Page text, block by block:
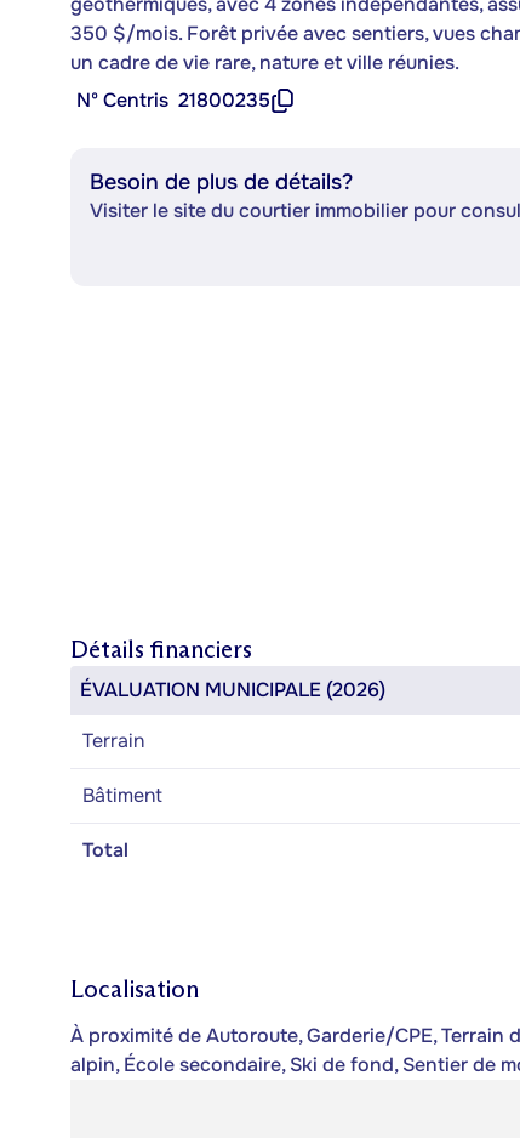
350 $/mois. Forêt privée avec sentiers, vues
un cadre de vie rare, nature et ville réunies.
Nº Centris 21800235
Besoin de plus de détails?
Visiter le site du courtier immobilier pour
Détails financiers
ÉVALUATION MUNICIPALE (2026)
Terrain
Bâtiment
Total
Localisation
À proximité de Autoroute, Garderie/CPE, Terrain
alpin, École secondaire, Ski de fond, Sentier de